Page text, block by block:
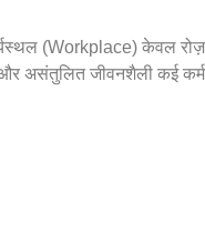
(Workplace) केवल
असंतुलित जीवनशैली कई